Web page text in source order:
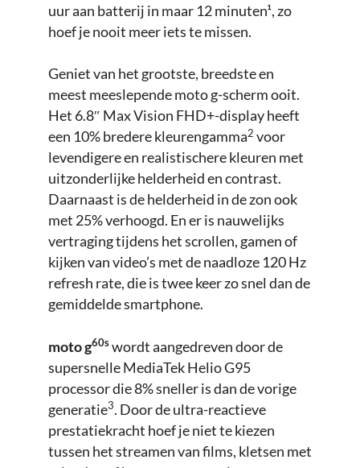
uur aan batterij in maar 12 minuten¹, zo
hoef je nooit meer iets te missen.
Geniet van het grootste, breedste en
meest meeslepende moto g-scherm ooit.
Het 6.8″ Max Vision FHD+-display heeft
een 10% bredere kleurengamma2 voor
levendigere en realistischere kleuren met
uitzonderlijke helderheid en contrast.
Daarnaast is de helderheid in de zon ook
met 25% verhoogd. En er is nauwelijks
vertraging tijdens het scrollen, gamen of
kijken van video’s met de naadloze 120 Hz
refresh rate, die is twee keer zo snel dan de
gemiddelde smartphone.
moto g60swordt aangedreven door de
supersnelle MediaTek Helio G95
processor die 8% sneller is dan de vorige
generatie3. Door de ultra-reactieve
prestatiekracht hoef je niet te kiezen
tussen het streamen van films, kletsen met